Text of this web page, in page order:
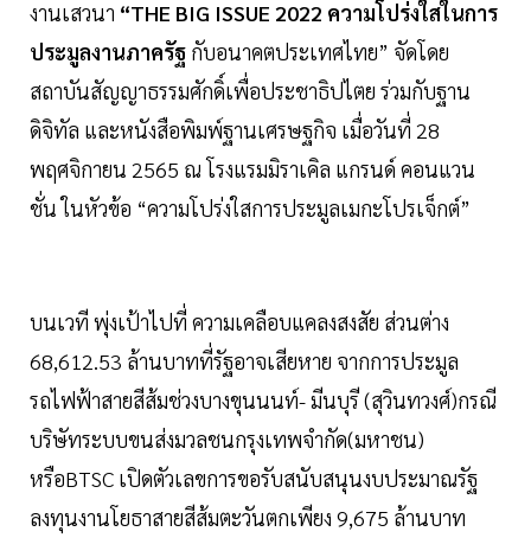
งานเสวนา “THE BIG ISSUE 2022 ความโปร่งใสในการ
ประมูลงานภาครัฐ กับอนาคตประเทศไทย” จัดโดย
สถาบันสัญญาธรรมศักดิ์เพื่อประชาธิปไตย ร่วมกับฐาน
ดิจิทัล และหนังสือพิมพ์ฐานเศรษฐกิจ เมื่อวันที่ 28
พฤศจิกายน 2565 ณ โรงแรมมิราเคิล แกรนด์ คอนแวน
ชั่น ในหัวข้อ “ความโปร่งใสการประมูลเมกะโปรเจ็กต์”
บนเวที พุ่งเป้าไปที่ ความเคลือบแคลงสงสัย ส่วนต่าง
68,612.53 ล้านบาทที่รัฐอาจเสียหาย จากการประมูล
รถไฟฟ้าสายสีส้มช่วงบางขุนนนท์- มีนบุรี (สุวินทวงศ์)กรณี
บริษัทระบบขนส่งมวลชนกรุงเทพจำกัด(มหาชน)
หรือBTSC เปิดตัวเลขการขอรับสนับสนุนงบประมาณรัฐ
ลงทุนงานโยธาสายสีส้มตะวันตกเพียง 9,675 ล้านบาท